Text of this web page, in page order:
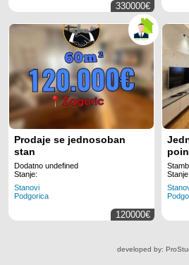
330000€
Prodaje se jednosoban
stan
Dodatno undefined
Stanje:
Stanovi
Podgorica
120000€
Stanje:
developed by: